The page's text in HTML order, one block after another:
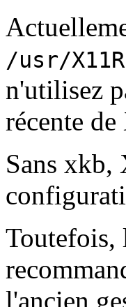
/usr/
n'utilisez
récente
Sans xkb,
Toutefois,
l'ancien